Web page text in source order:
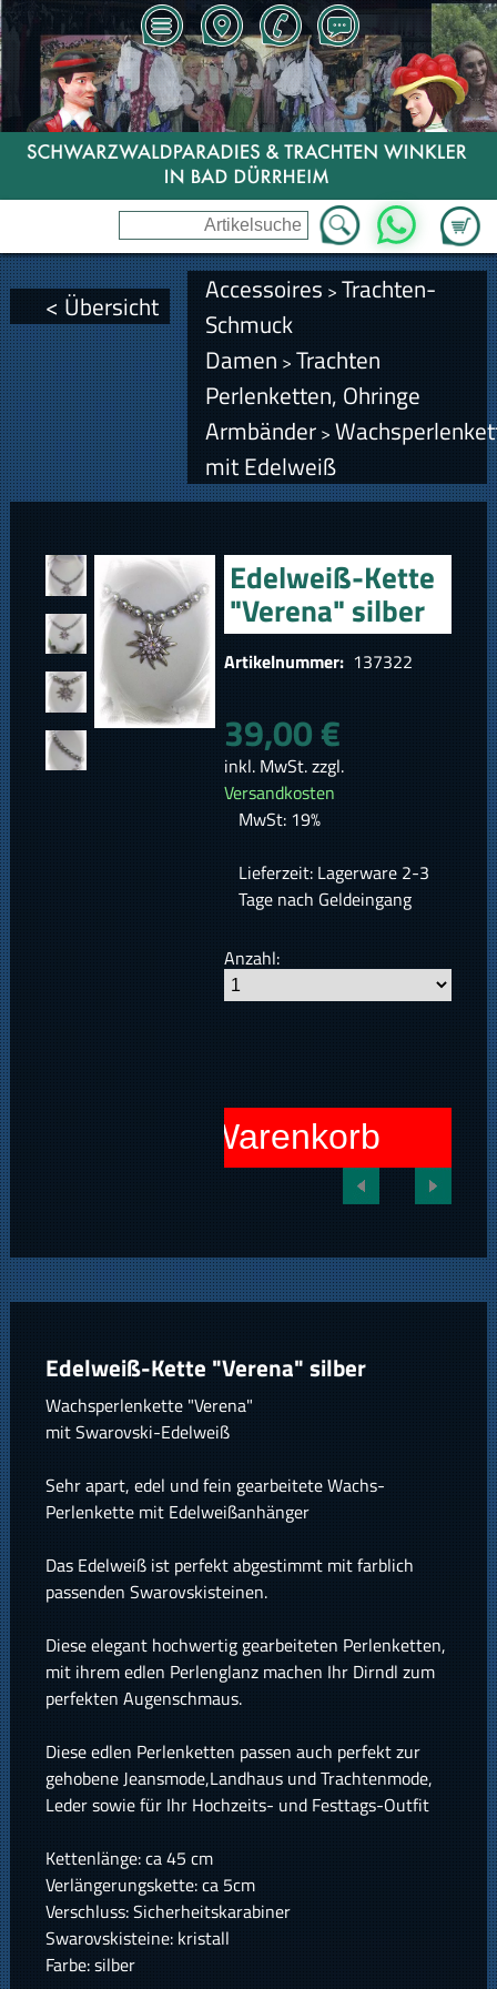
Zum
WhatsApp
< Übersicht Accessoires > Trachten-
Schmuck
Damen > Trachten
Perlenketten, Ohringe
Armbänder>
mit Edelweiß
Edelweiß-Kette
"Verena" silber
Artikelnummer: 137322
39,00 €
inkl. MwSt. zzgl.
Versandkosten
MwSt: 19%
Lieferzeit: Lagerware 2-3
Tage nach Geldeingang
Anzahl:
In den Warenkorb
Edelweiß-Kette "Verena" silber
Wachsperlenkette "Verena"
mit Swarovski-Edelweiß
Sehr apart, edel und fein gearbeitete Wachs-
Perlenkette mit Edelweißanhänger
Das Edelweiß ist perfekt abgestimmt mit farblich
passenden Swarovskisteinen.
Diese elegant hochwertig gearbeiteten Perlenketten,
mit ihrem edlen Perlenglanz machen Ihr Dirndl zum
perfekten Augenschmaus.
Diese edlen Perlenketten passen auch perfekt zur
gehobene Jeansmode,Landhaus und Trachtenmode,
Leder sowie für Ihr Hochzeits- und Festtags-Outfit
Kettenlänge: ca 45 cm
Verlängerungskette: ca 5cm
Verschluss: Sicherheitskarabiner
Swarovskisteine: kristall
Farbe: silber